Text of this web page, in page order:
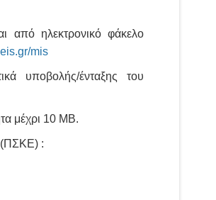
από ηλεκτρονικό φάκελο
mis
υποβολής/ένταξης του
μέχρι 10 ΜB.
(ΠΣΚΕ) :